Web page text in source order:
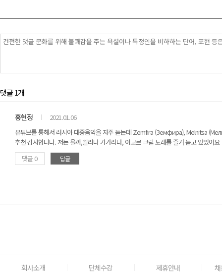
댓글 1개
홍현정
2021.01.06
유튜브를 통해서 러시아 대중음악을 자주 듣는데 Zemfira (Земфира), Melnitsa
추천 감사합니다. 저는 욜까,빨리나 가가리나, 이고르 크릳 노래를 즐겨 듣고 있었어요
댓글 0
답글
회사소개 단체수강 제휴안내